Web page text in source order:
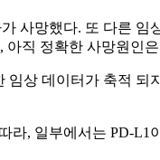
사망했다. 또 다른 임
직 정확한 사망원인
상 데이터가 축적 되
라, 일부에서는 PD-L1